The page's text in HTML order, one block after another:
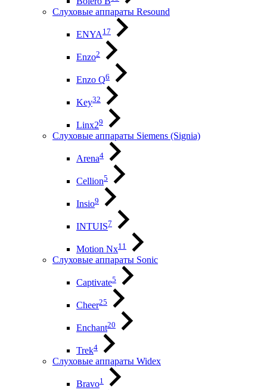
Слуховые аппараты Resound
ENYA17
Enzo2
Enzo Q6
Key32
Linx29
Слуховые аппараты Siemens (Signia)
Arena4
Cellion5
Insio9
INTUIS7
Motion Nx11
Слуховые аппараты Sonic
Captivate5
Cheer25
Enchant20
Trek4
Слуховые аппараты Widex
Bravo1